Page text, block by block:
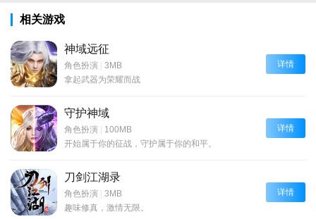
相关游戏
神域远征
角色扮演 | 3MB
拿起武器为荣耀而战
详情
守护神域
角色扮演 | 100MB
开始属于你的征战，守护属于你的和平。
详情
刀剑江湖录
角色扮演 | 3MB
趣味修真，激情无限。
详情